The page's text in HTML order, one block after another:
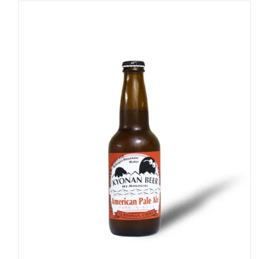
お買い物カゴに追加
詳細